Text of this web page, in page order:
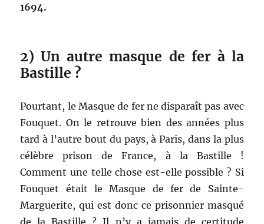
1694.
2) Un autre masque de fer à la
Bastille ?
Pourtant, le Masque de fer ne disparaît pas avec
Fouquet. On le retrouve bien des années plus
tard à l’autre bout du pays, à Paris, dans la plus
célèbre prison de France, à la Bastille !
Comment une telle chose est-elle possible ? Si
Fouquet était le Masque de fer de Sainte-
Marguerite, qui est donc ce prisonnier masqué
de la Bastille ? Il n’y a jamais de certitude